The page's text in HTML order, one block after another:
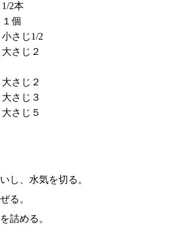
1/2本
１個
小さじ1/2
大さじ２
大さじ２
大さじ３
大さじ５
し、水気を切る。
る。
詰める。